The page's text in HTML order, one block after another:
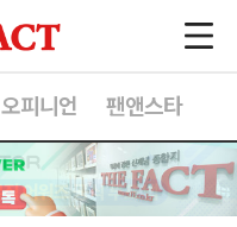
오피니언 팬앤스타